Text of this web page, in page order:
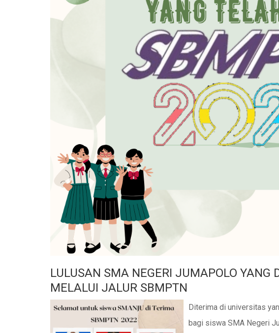
LULUSAN SMA NEGERI JUMAPOLO YANG
MELALUI JALUR SBMPTN
Diterima di universitas
bagi siswa SMA Negeri